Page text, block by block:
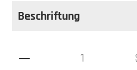
Beschriftung
Produkt Anzahl: Gib den